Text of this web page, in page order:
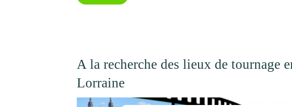
A la recherche des lieux de tournage
Lorraine